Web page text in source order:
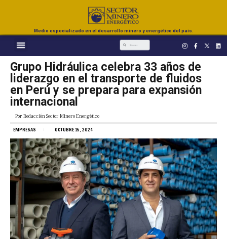
Medio especializado en el desarrollo minero y energético del país.
Grupo Hidráulica celebra 33 años de
liderazgo en el transporte de fluidos
en Perú y se prepara para expansión
internacional
Por Redacción Sector Minero Energético
EMPRESAS OCTUBRE 15, 2024